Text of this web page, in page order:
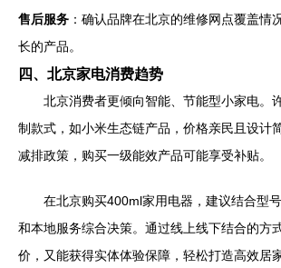
售后服务 ：确认品牌在北京的维修网点覆盖情
长的产品。
四、北京家电消费趋势
北京消费者更倾向智能、节能型小家电。
制款式，如小米生态链产品，价格亲民且设计
减排政策，购买一级能效产品可能享受补贴。
在北京购买400ml家用电器，建议结合型
和本地服务综合决策。通过线上线下结合的方
价，又能获得实体体验保障，轻松打造高效居